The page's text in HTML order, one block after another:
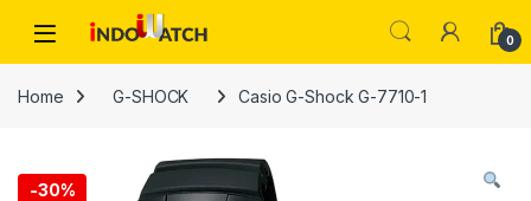
Open 0
Home G-SHOCK Casio G-Shock G-7710-1
-30%